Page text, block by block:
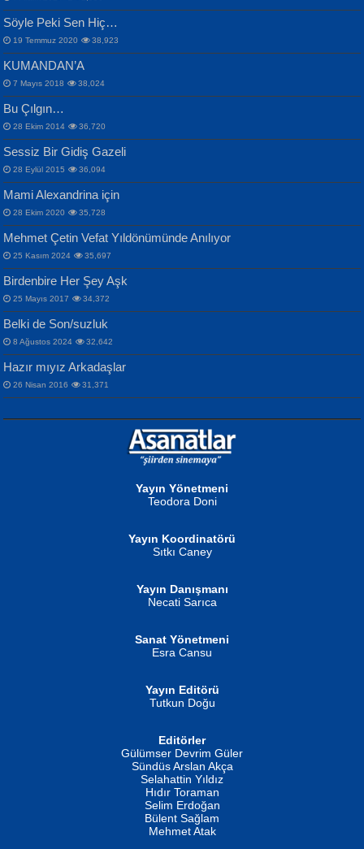
Samimiyet Nedir?...
İPEK ACAR SERT
Gazze’nin Şecaati, Ümmetin İmtihanı...
MAHMUT GÜRBÜZ
İbrahim Olmak ve Bitirebilmek...
NURAN KÖSE BAYDAR
İSMAİL OKUTAN
Erkeklerin Kahrolması Ne Demektir
Mescid-i Aksâ Üstüne Ay!...
Selahattin Yıldız
İdrakimle Üşürken...
Songül Özel
Mahzen...
Ben Deniz Değilim ki...
Evvel Zaman Tanrıçası...
ERDEM BAYAZIT
Sana, Bana, Vatanıma, Ülkemin
İnsanlarına Dair...
NAZIM HİKMET RAN
Bir Cezaevinde, Tecritteki Adamın
Mektupları...
Söyle Peki Sen Hiç…
19 Temmuz 2020 38,923
KUMANDAN’A
7 Mayıs 2018 38,024
Bu Çılgın…
28 Ekim 2014 36,720
Sessiz Bir Gidiş Gazeli
28 Eylül 2015 36,094
Mami Alexandrina için
28 Ekim 2020 35,728
Mehmet Çetin Vefat Yıldönümünde Anılıyor
25 Kasım 2024 35,697
Birdenbire Her Şey Aşk
25 Mayıs 2017 34,372
Belki de Son/suzluk
8 Ağustos 2024 32,642
Hazır mıyız Arkadaşlar
26 Nisan 2016 31,371
Yayın Yönetmeni
Teodora Doni
Yayın Koordinatörü
Sıtkı Caney
Yayın Danışmanı
Necati Sarıca
Sanat Yönetmeni
Esra Cansu
Yayın Editörü
Tutkun Doğu
Editörler
Gülümser Devrim Güler
Sündüs Arslan Akça
Selahattin Yıldız
Hıdır Toraman
Selim Erdoğan
Bülent Sağlam
Mehmet Atak